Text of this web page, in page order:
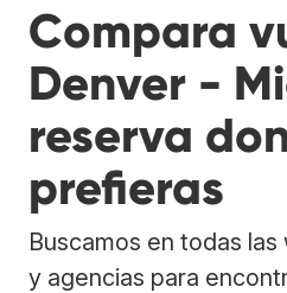
Compara
Denver -
reserva
prefieras
Buscamos en todas
y agencias para